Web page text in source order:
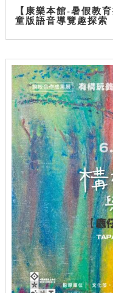
【康樂本館-暑假教
童版語音導覽趣探索